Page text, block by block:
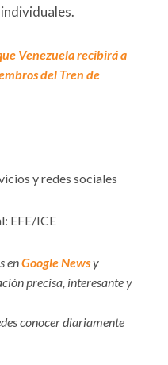
Venezuela recibirá a
del Tren de
y redes sociales
EFE/ICE
enGoogle Newsy
precisa, interesante y
conocer diariamente